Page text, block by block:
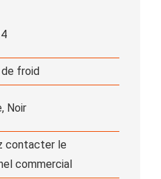
froid
Noir
contacter le
commercial